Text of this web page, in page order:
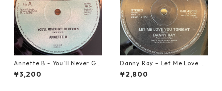
Annette B - You'll Never Ge
t To Heaven【12-50058】
¥3,200
Danny Ray – Let Me Love Yo
u Tonight【12-30001】
¥2,800